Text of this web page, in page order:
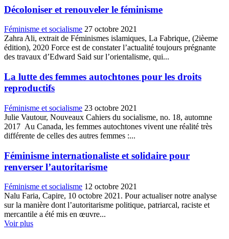
Décoloniser et renouveler le féminisme
Féminisme et socialisme 27 octobre 2021
Zahra Ali, extrait de Féminismes islamiques, La Fabrique, (2ièeme
édition), 2020 Force est de constater l’actualité toujours prégnante
des travaux d’Edward Said sur l’orientalisme, qui...
La lutte des femmes autochtones pour les droits
reproductifs
Féminisme et socialisme 23 octobre 2021
Julie Vautour, Nouveaux Cahiers du socialisme, no. 18, automne
2017 Au Canada, les femmes autochtones vivent une réalité très
différente de celles des autres femmes :...
Féminisme internationaliste et solidaire pour
renverser l’autoritarisme
Féminisme et socialisme 12 octobre 2021
Nalu Faria, Capire, 10 octobre 2021. Pour actualiser notre analyse
sur la manière dont l’autoritarisme politique, patriarcal, raciste et
mercantile a été mis en œuvre...
Voir plus